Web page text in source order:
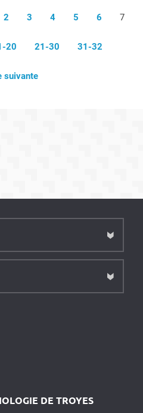
2 3 4 5 6 7
20 21-30 31-32
suivante
DE TROYES